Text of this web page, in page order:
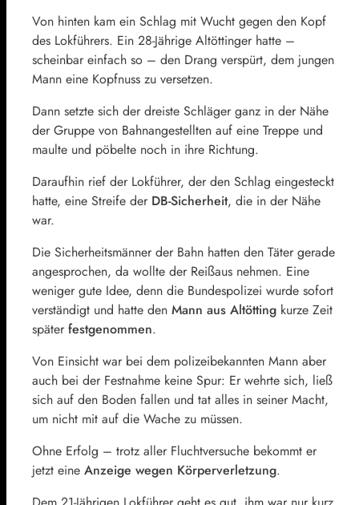
Von hinten kam ein Schlag mit Wucht gegen den Kopf
des Lokführers. Ein 28-Jährige Altöttinger hatte –
scheinbar einfach so – den Drang verspürt, dem jungen
Mann eine Kopfnuss zu versetzen.
Dann setzte sich der dreiste Schläger ganz in der Nähe
der Gruppe von Bahnangestellten auf eine Treppe und
maulte und pöbelte noch in ihre Richtung.
Daraufhin rief der Lokführer, der den Schlag eingesteckt
hatte, eine Streife der DB-Sicherheit, die in der Nähe
war.
Die Sicherheitsmänner der Bahn hatten den Täter gerade
angesprochen, da wollte der Reißaus nehmen. Eine
weniger gute Idee, denn die Bundespolizei wurde sofort
verständigt und hatte den Mann aus Altötting kurze Zeit
später festgenommen.
Von Einsicht war bei dem polizeibekannten Mann aber
auch bei der Festnahme keine Spur: Er wehrte sich, ließ
sich auf den Boden fallen und tat alles in seiner Macht,
um nicht mit auf die Wache zu müssen.
Ohne Erfolg – trotz aller Fluchtversuche bekommt er
jetzt eine Anzeige wegen Körperverletzung.